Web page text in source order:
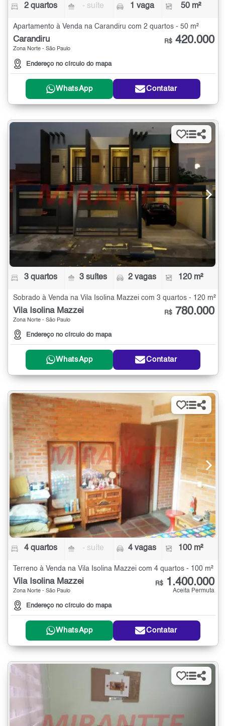
2 quartos - suíte 1 vaga 50 m²
Apartamento à Venda na Carandiru com 2 quartos - 50 m²
Carandiru
Zona Norte - São Paulo
Endereço no círculo do mapa
R$ 420.000
WhatsApp Contatar
3 quartos 3 suítes 2 vagas 120 m²
Sobrado à Venda na Vila Isolina Mazzei com 3 quartos - 120 m²
Vila Isolina Mazzei
Zona Norte - São Paulo
Endereço no círculo do mapa
R$ 780.000
WhatsApp Contatar
4 quartos - suíte 4 vagas 100 m²
Terreno à Venda na Vila Isolina Mazzei com 4 quartos - 100 m²
Vila Isolina Mazzei
Zona Norte - São Paulo
Endereço no círculo do mapa
R$ 1.400.000
Aceita Permuta
WhatsApp Contatar